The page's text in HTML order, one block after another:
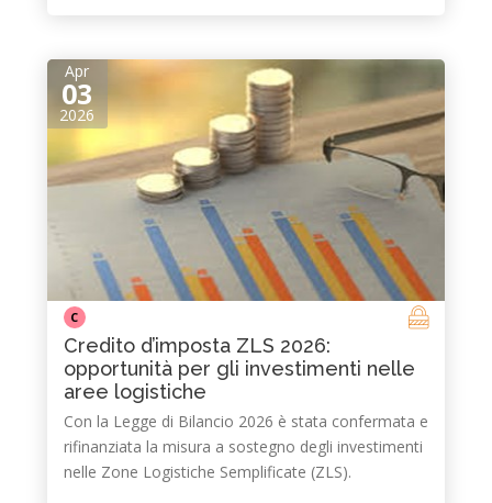
Apr
03
2026
C
Credito d’imposta ZLS 2026:
opportunità per gli investimenti nelle
aree logistiche
Con la Legge di Bilancio 2026 è stata confermata e
rifinanziata la misura a sostegno degli investimenti
nelle Zone Logistiche Semplificate (ZLS).